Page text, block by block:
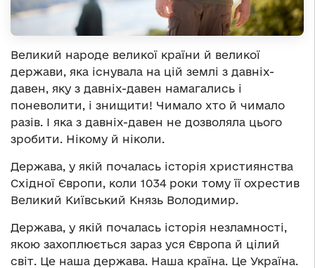
Великий народе великої країни й великої
держави, яка існувала на цій землі з давніх-
давен, яку з давніх-давен намагались і
поневолити, і знищити! Чимало хто й чимало
разів. І яка з давніх-давен не дозволяла цього
зробити. Нікому й ніколи.
Держава, у якій почалась історія християнства
Східної Європи, коли 1034 роки тому її охрестив
Великий Київський Князь Володимир.
Держава, у якій почалась історія незламності,
якою захоплюється зараз уся Європа й цілий
світ. Це наша держава. Наша країна. Це Україна.